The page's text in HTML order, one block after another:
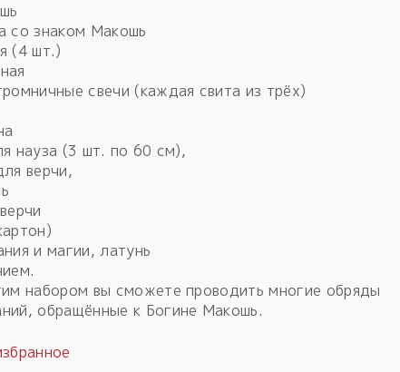
со знаком Макошь
(4 шт.)
свечи (каждая свита из трёх)
науза (3 шт. по 60 см),
верчи,
и магии, латунь
набором вы сможете проводить многие обряды
обращённые к Богине Макошь.